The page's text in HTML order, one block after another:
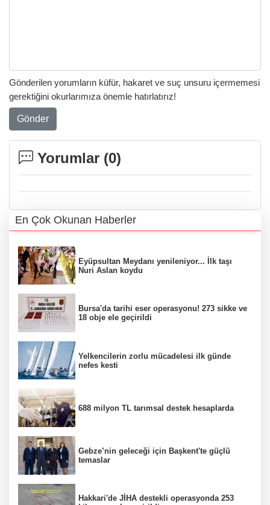
Gönderilen yorumların küfür, hakaret ve suç unsuru içermemesi
gerektiğini okurlarımıza önemle hatırlatırız!
Gönder
Yorumlar (0)
En Çok Okunan Haberler
Eyüpsultan Meydanı yenileniyor... İlk taşı
Nuri Aslan koydu
Bursa'da tarihi eser operasyonu! 273 sikke ve
18 obje ele geçirildi
Yelkencilerin zorlu mücadelesi ilk günde
nefes kesti
688 milyon TL tarımsal destek hesaplarda
Gebze’nin geleceği için Başkent'te güçlü
temaslar
Hakkari'de JİHA destekli operasyonda 253